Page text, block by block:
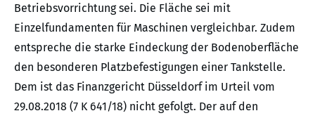
Betriebsvorrichtung sei. Die Fläche sei mit
Einzelfundamenten für Maschinen vergleichbar. Zudem
entspreche die starke Eindeckung der Bodenoberfläche
den besonderen Platzbefestigungen einer Tankstelle.
Dem ist das Finanzgericht Düsseldorf im Urteil vom
29.08.2018 (7 K 641/18) nicht gefolgt. Der auf den